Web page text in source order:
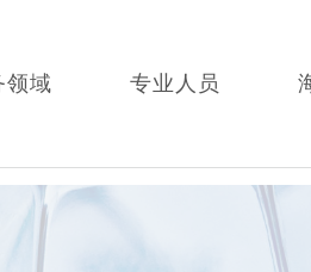
领域 专业人员